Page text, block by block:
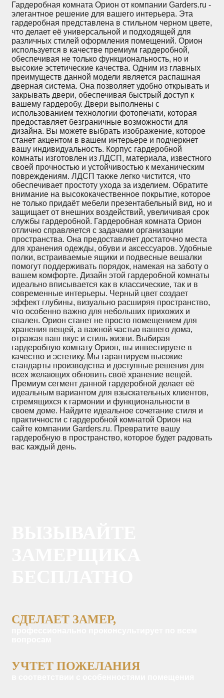
Гардеробная комната Орион от компании Garders.ru -
элегантное решение для вашего интерьера. Эта
гардеробная представлена в стильном черном цвете,
что делает её универсальной и подходящей для
различных стилей оформления помещений. Орион
используется в качестве премиум гардеробной,
обеспечивая не только функциональность, но и
высокие эстетические качества. Одним из главных
преимуществ данной модели является распашная
дверная система. Она позволяет удобно открывать и
закрывать двери, обеспечивая быстрый доступ к
вашему гардеробу. Двери выполнены с
использованием технологии фотопечати, которая
предоставляет безграничные возможности для
дизайна. Вы можете выбрать изображение, которое
станет акцентом в вашем интерьере и подчеркнет
вашу индивидуальность. Корпус гардеробной
комнаты изготовлен из ЛДСП, материала, известного
своей прочностью и устойчивостью к механическим
повреждениям. ЛДСП также легко чистится, что
обеспечивает простоту ухода за изделием. Обратите
внимание на высококачественное покрытие, которое
не только придаёт мебели презентабельный вид, но и
защищает от внешних воздействий, увеличивая срок
службы гардеробной. Гардеробная комната Орион
отлично справляется с задачами организации
пространства. Она предоставляет достаточно места
для хранения одежды, обуви и аксессуаров. Удобные
полки, встраиваемые ящики и подвесные вешалки
помогут поддерживать порядок, намекая на заботу о
вашем комфорте. Дизайн этой гардеробной комнаты
идеально вписывается как в классические, так и в
современные интерьеры. Черный цвет создает
эффект глубины, визуально расширяя пространство,
что особенно важно для небольших прихожих и
спален. Орион станет не просто помещением для
хранения вещей, а важной частью вашего дома,
отражая ваш вкус и стиль жизни. Выбирая
гардеробную комнату Орион, вы инвестируете в
качество и эстетику. Мы гарантируем высокие
стандарты производства и доступныe решения для
всех желающих обновить своё хранение вещей.
Премиум сегмент данной гардеробной делает её
идеальным вариантом для взыскательных клиентов,
стремящихся к гармонии и функциональности в
своем доме. Найдите идеальное сочетание стиля и
практичности с гардеробной комнатой Орион на
сайте компании Garders.ru. Превратите вашу
гардеробную в пространство, которое будет радовать
вас каждый день.
СДЕЛАЕТ ЗАМЕР,
УЧТЕТ ПОЖЕЛАНИЯ